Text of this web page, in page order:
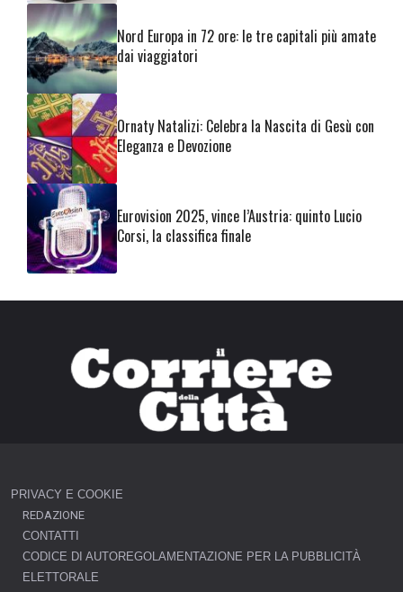
Nord Europa in 72 ore: le tre capitali più amate
dai viaggiatori
Ornaty Natalizi: Celebra la Nascita di Gesù con
Eleganza e Devozione
Eurovision 2025, vince l’Austria: quinto Lucio
Corsi, la classifica finale
PRIVACY E COOKIE
REDAZIONE
CONTATTI
CODICE DI AUTOREGOLAMENTAZIONE PER LA PUBBLICITÀ
ELETTORALE